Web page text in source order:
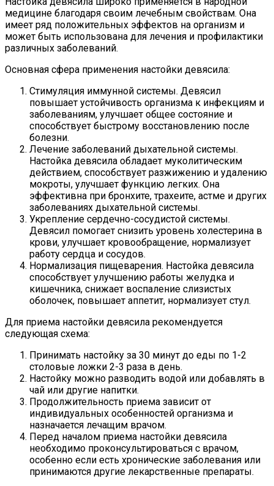
медицине благодаря своим лечебным свойствам. Она
имеет ряд положительных эффектов на организм и
может быть использована для лечения и профилактики
различных заболеваний.
Основная сфера применения настойки девясила:
Стимуляция иммунной системы. Девясил
повышает устойчивость организма к инфекциям и
заболеваниям, улучшает общее состояние и
способствует быстрому восстановлению после
болезни.
Лечение заболеваний дыхательной системы.
Настойка девясила обладает муколитическим
действием, способствует разжижению и удалению
мокроты, улучшает функцию легких. Она
эффективна при бронхите, трахеите, астме и других
заболеваниях дыхательной системы.
Укрепление сердечно-сосудистой системы.
Девясил помогает снизить уровень холестерина в
крови, улучшает кровообращение, нормализует
работу сердца и сосудов.
Нормализация пищеварения. Настойка девясила
способствует улучшению работы желудка и
кишечника, снижает воспаление слизистых
оболочек, повышает аппетит, нормализует стул.
Для приема настойки девясила рекомендуется
следующая схема:
Принимать настойку за 30 минут до еды по 1-2
столовые ложки 2-3 раза в день.
Настойку можно разводить водой или добавлять в
чай или другие напитки.
Продолжительность приема зависит от
индивидуальных особенностей организма и
назначается лечащим врачом.
Перед началом приема настойки девясила
необходимо проконсультироваться с врачом,
особенно если есть хронические заболевания или
принимаются другие лекарственные препараты.